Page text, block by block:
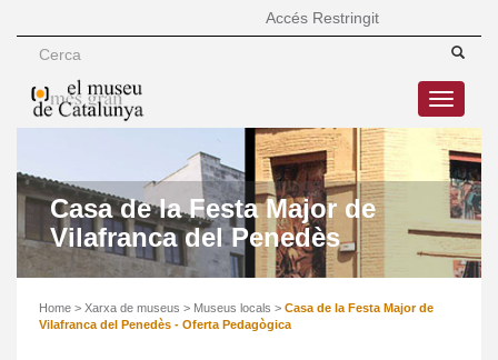
Accés Restringit
Toggle
Casa de la Festa Major de
Vilafranca del Penedès
Home > Xarxa de museus > Museus locals > Casa de la Festa Major de
Vilafranca del Penedès - Oferta Pedagògica